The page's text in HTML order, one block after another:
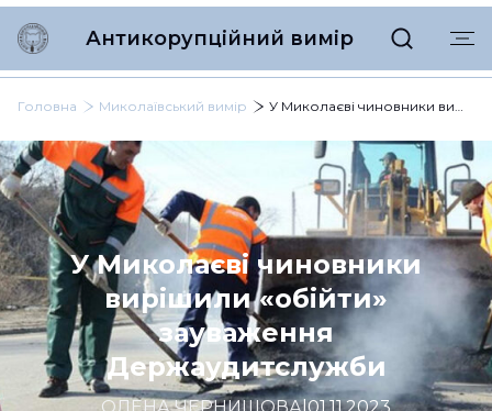
Антикорупційний вимір
Головна Миколаївський вимір У Миколаєві чиновники вирішили «обійти» зауваження Держаудитслужби
У Миколаєві чиновники
вирішили «обійти»
зауваження
Держаудитслужби